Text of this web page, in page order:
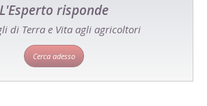
L'Esperto risponde
di Terra e Vita agli agricoltori
Cerca adesso